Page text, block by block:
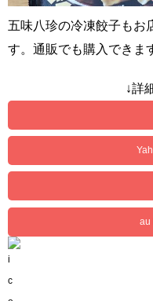
五味八珍の冷凍餃子もお
す。通販でも購入できま
↓詳
au